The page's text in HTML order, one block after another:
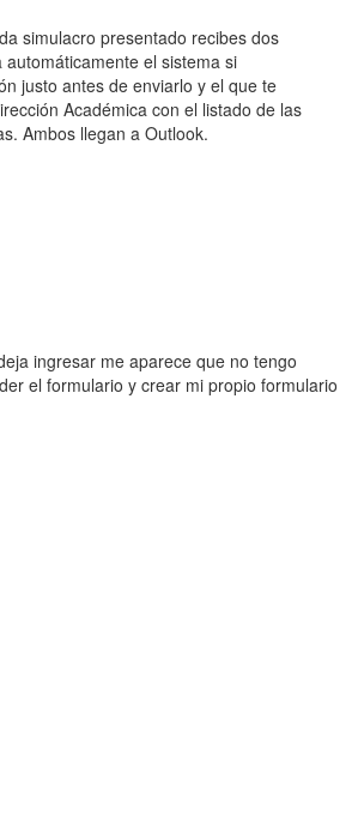
simulacro presentado recibes dos
el sistema si
justo antes de enviarlo y el que te
Académica con el listado de las
Ambos llegan a Outlook.
ingresar me aparece que no tengo
el formulario y crear mi propio formulario